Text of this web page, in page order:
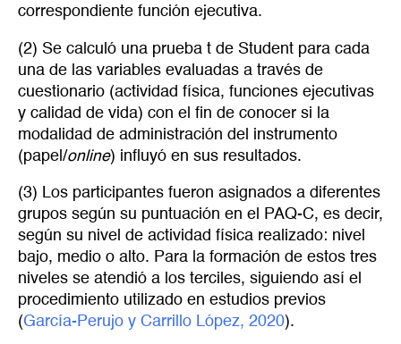
correspondiente función ejecutiva.
(2) Se calculó una prueba t de Student para cada
una de las variables evaluadas a través de
cuestionario (actividad física, funciones ejecutivas
y calidad de vida) con el fin de conocer si la
modalidad de administración del instrumento
(papel/online) influyó en sus resultados.
(3) Los participantes fueron asignados a diferentes
grupos según su puntuación en el PAQ-C, es decir,
según su nivel de actividad física realizado: nivel
bajo, medio o alto. Para la formación de estos tres
niveles se atendió a los terciles, siguiendo así el
procedimiento utilizado en estudios previos
(García-Perujo y Carrillo López, 2020).